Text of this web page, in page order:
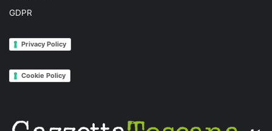
GDPR
Privacy Policy
Cookie Policy